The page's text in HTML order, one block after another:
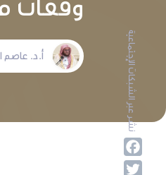
أ.د. عاصم نشر عبر الشبكات الإجتماعية